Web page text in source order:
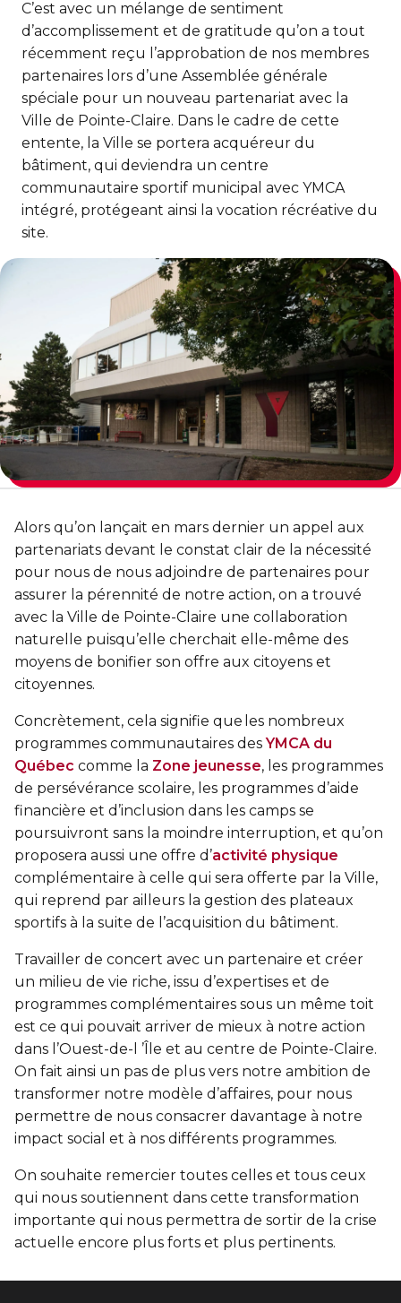
pour enfants
Inscriptions prioritaires : 17 août |
Inscriptions générales : 19 août
DEVENIR MEMBRE
Abonnement
ACTIVITÉS PHYSIQUES
Gym
Cours de groupe
Entraînement privé
Activités et sports au gymnase
Sports pour enfants
Tennis Victoria (Québec)
ACTIVITÉS AQUATIQUES
Piscine
Cours de natation pour enfants
Cours d'aquaforme
Longueurs et bain libres
Sauvetage
Découvrir Kanawana
Installations
Notre équipe
Guide des parents
Expérience internationale
L'histoire de Kanawana
LES PROGRAMMES
Trouver un camp de vacances
FORFAITS FAMILLE, ÉCOLE ET ENTREPRISE
Hébergement et location d'équipements
Inscriptions prioritaires : 17 août |
Inscriptions générales : 19 août
INTERVENTION ET PRÉVENTION
Prévention des dépendances
PERSÉVÉRANCE SCOLAIRE
Passeport pour ma réussite
Soutien aux familles
Prévention du décrochage scolaire
Transition primaire-secondaire
ENGAGEMENT ET LEADERSHIP
Leadership environnemental C-Vert
Café coop
Coop d'initiation à l'entrepreneuriat collectif
Voir tout
Cours de natation pour enfants
Sports pour enfants
ÉCHANGES CULTURELS
Zone accueil et découverte (ZAD)
Trouver une Zone jeunesse
CERTIFICATIONS PHYSIQUES
Entraînement privé
Entraînement de groupe
Entraînement pour aîné.e.s
Aquaforme
Formation continue
QUALIFICATIONS AQUATIQUES ET SECOURISME
Sauvetage
Secourisme et RCR
RÉINTÉGRATION COMMUNAUTAIRE
Réinsertion sociale
Travaux compensatoires
Aide à l'emploi
Travail alternatif journalier
Voir tout
TRAVAIL DE RUE ET DE MILIEU
Dans la rue
À YUL Montréal-Trudeau
En sortant de détention
HÉBERGEMENT TEMPORAIRE
Résidence YMCA Tupper
Résidence YMCA Port-Royal
C’est avec un mélange de sentiment
d’accomplissement et de gratitude qu’on a tout
récemment reçu l’approbation de nos membres
partenaires lors d’une Assemblée générale
spéciale pour un nouveau partenariat avec la
Ville de Pointe-Claire. Dans le cadre de cette
entente, la Ville se portera acquéreur du
bâtiment, qui deviendra un centre
communautaire sportif municipal avec YMCA
intégré, protégeant ainsi la vocation récréative du
site.
Alors qu’on lançait en mars dernier un appel aux
partenariats devant le constat clair de la nécessité
pour nous de nous adjoindre de partenaires pour
assurer la pérennité de notre action, on a trouvé
avec la Ville de Pointe-Claire une collaboration
naturelle puisqu’elle cherchait elle-même des
moyens de bonifier son offre aux citoyens et
citoyennes.
Concrètement, cela signifie que les nombreux
programmes communautaires desYMCA du
Québec comme la Zone jeunesse, les programmes
de persévérance scolaire, les programmes d’aide
financière et d’inclusion dans les camps se
poursuivront sans la moindre interruption, et qu’on
proposera aussi une offre d’activité physique
complémentaire à celle qui sera offerte par la Ville,
qui reprend par ailleurs la gestion des plateaux
sportifs à la suite de l’acquisition du bâtiment.
Travailler de concert avec un partenaire et créer
un milieu de vie riche, issu d’expertises et de
programmes complémentaires sous un même toit
est ce qui pouvait arriver de mieux à notre action
dans l’Ouest-de-l ’Île et au centre de Pointe-Claire.
On fait ainsi un pas de plus vers notre ambition de
transformer notre modèle d’affaires, pour nous
permettre de nous consacrer davantage à notre
impact social et à nos différents programmes.
On souhaite remercier toutes celles et tous ceux
qui nous soutiennent dans cette transformation
importante qui nous permettra de sortir de la crise
actuelle encore plus forts et plus pertinents.